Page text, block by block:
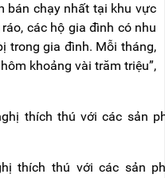
bán chạy nhất tại khu vực
các hộ gia đình có nhu
trong gia đình. Mỗi tháng,
khoảng vài trăm triệu”,
thích thú với các sản